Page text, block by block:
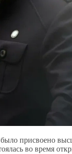
присвоено
во время